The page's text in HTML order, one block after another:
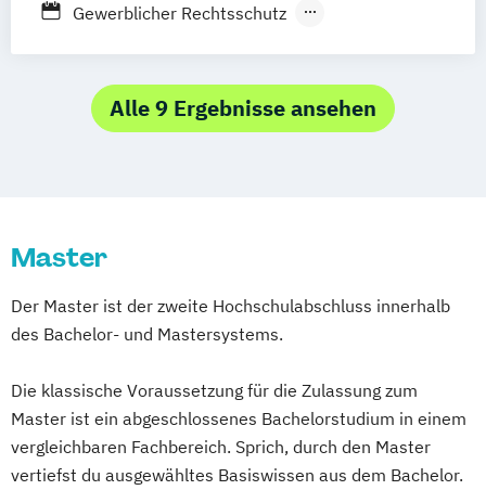
Gewerblicher Rechtsschutz
Alle 9 Ergebnisse ansehen
Master
Der Master ist der zweite Hochschulabschluss innerhalb
des Bachelor- und Mastersystems.
Die klassische Voraussetzung für die Zulassung zum
Master ist ein abgeschlossenes Bachelorstudium in einem
vergleichbaren Fachbereich. Sprich, durch den Master
vertiefst du ausgewähltes Basiswissen aus dem Bachelor.